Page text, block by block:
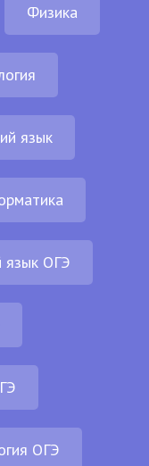
Физика
язык
язык ОГЭ
ОГЭ